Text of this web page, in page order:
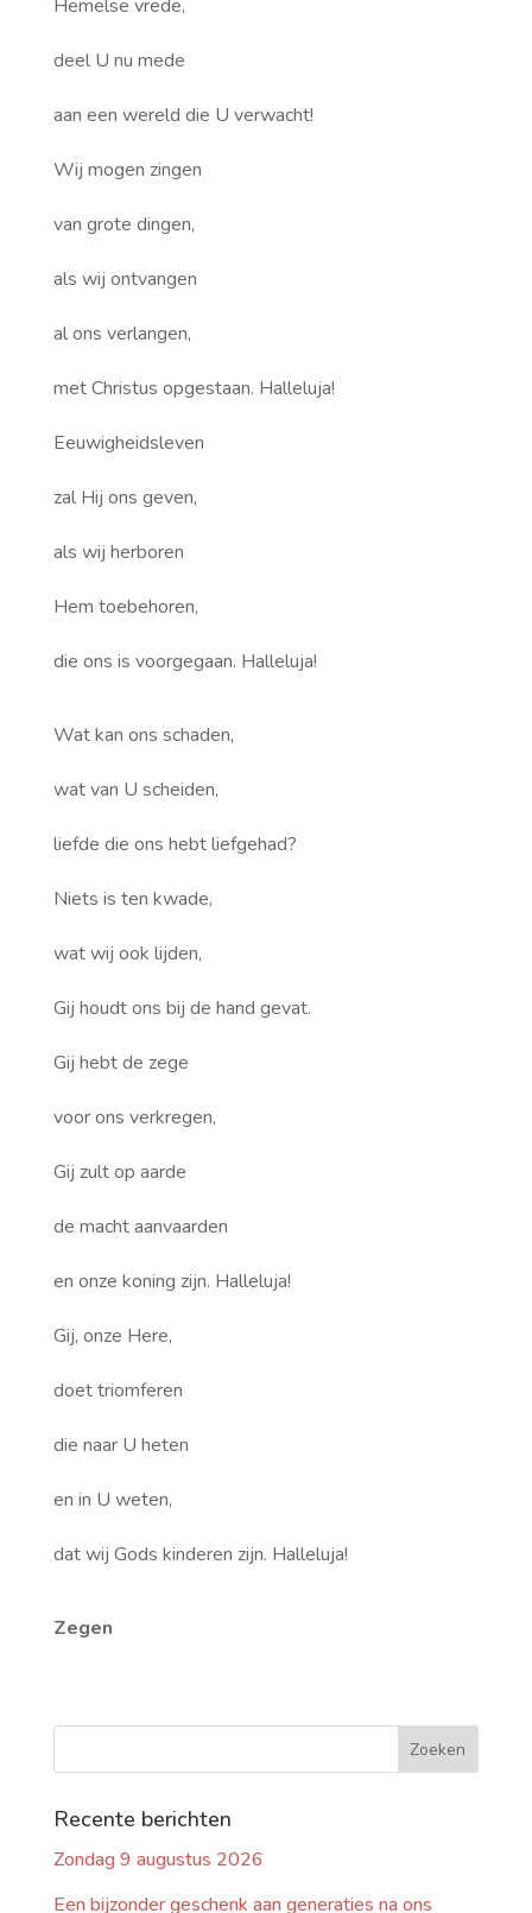
Hemelse vrede,
deel U nu mede
aan een wereld die U verwacht!
Wij mogen zingen
van grote dingen,
als wij ontvangen
al ons verlangen,
met Christus opgestaan. Halleluja!
Eeuwigheidsleven
zal Hij ons geven,
als wij herboren
Hem toebehoren,
die ons is voorgegaan. Halleluja!
Wat kan ons schaden,
wat van U scheiden,
liefde die ons hebt liefgehad?
Niets is ten kwade,
wat wij ook lijden,
Gij houdt ons bij de hand gevat.
Gij hebt de zege
voor ons verkregen,
Gij zult op aarde
de macht aanvaarden
en onze koning zijn. Halleluja!
Gij, onze Here,
doet triomferen
die naar U heten
en in U weten,
dat wij Gods kinderen zijn. Halleluja!
Zegen
Recente berichten
Zondag 9 augustus 2026
Een bijzonder geschenk aan generaties na ons